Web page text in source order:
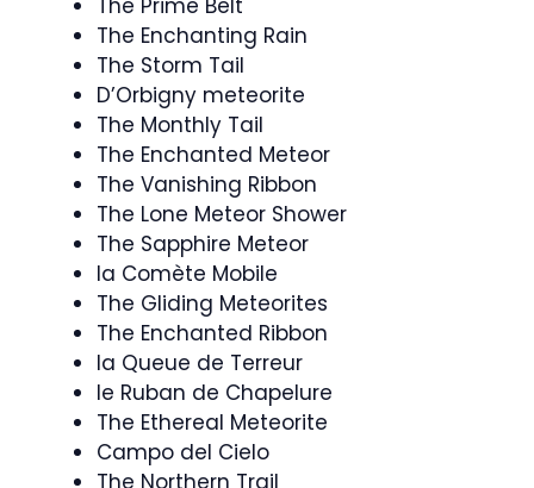
The Enchanting Rain
The Storm Tail
D’Orbigny meteorite
The Monthly Tail
The Enchanted Meteor
The Vanishing Ribbon
The Lone Meteor Shower
The Sapphire Meteor
la Comète Mobile
The Gliding Meteorites
The Enchanted Ribbon
la Queue de Terreur
le Ruban de Chapelure
The Ethereal Meteorite
Campo del Cielo
The Northern Trail